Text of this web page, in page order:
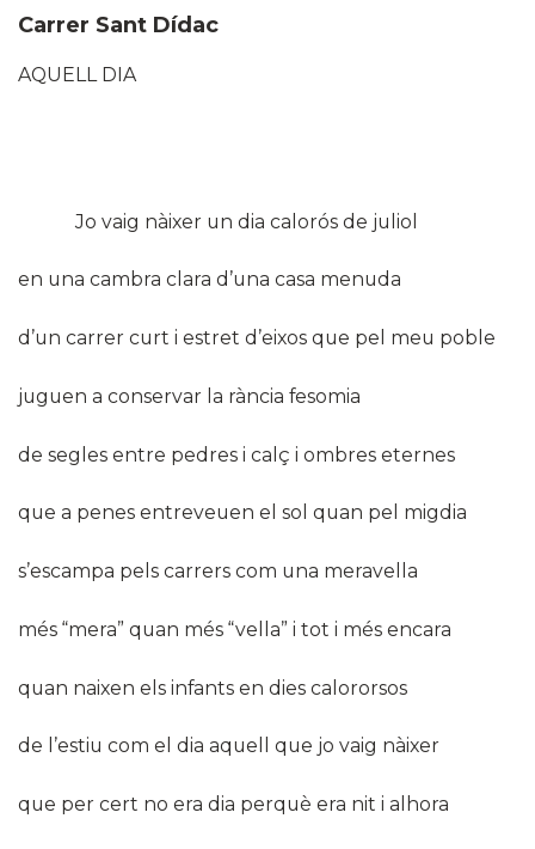
Carrer Sant Dídac
AQUELL DIA
Jo vaig nàixer un dia calorós de juliol
en una cambra clara d’una casa menuda
d’un carrer curt i estret d’eixos que pel meu poble
juguen a conservar la rància fesomia
de segles entre pedres i calç i ombres eternes
que a penes entreveuen el sol quan pel migdia
s’escampa pels carrers com una meravella
més “mera” quan més “vella” i tot i més encara
quan naixen els infants en dies calororsos
de l’estiu com el dia aquell que jo vaig nàixer
que per cert no era dia perquè era nit i alhora